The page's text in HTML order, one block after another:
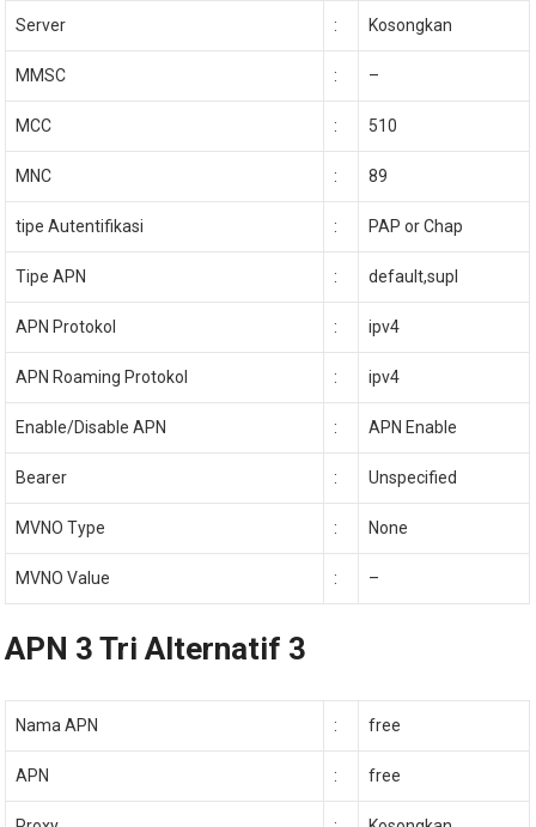
Server : Kosongkan
MMSC : –
MCC : 510
MNC : 89
tipe Autentifikasi : PAP or Chap
Tipe APN : default,supl
APN Protokol : ipv4
APN Roaming Protokol : ipv4
Enable/Disable APN : APN Enable
Bearer : Unspecified
MVNO Type : None
MVNO Value : –
APN 3 Tri Alternatif 3
Nama APN : free
APN : free